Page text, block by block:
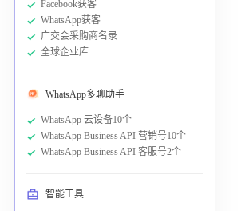
Facebook获客
WhatsApp获客
广交会采购商名录
全球企业库
WhatsApp多聊助手
WhatsApp 云设备10个
WhatsApp Business API 营销号10个
WhatsApp Business API 客服号2个
智能工具